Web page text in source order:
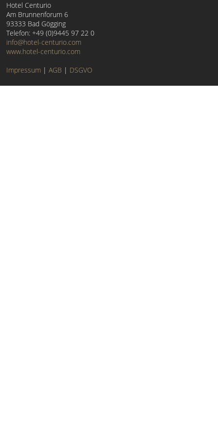
Hotel Centurio
Am Brunnenforum 6
93333 Bad Gögging
Telefon: +49 (0)9445 97 22 0
info@hotel-centurio.com
www.hotel-centurio.com
Impressum | AGB | DSGVO